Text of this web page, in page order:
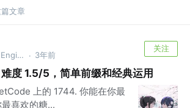
文章
Software Engineer @微软 · 3年前
关注
难度 1.5/5，简单前缀和经典运用
上的 1744. 你能在你最
喜欢的糖...